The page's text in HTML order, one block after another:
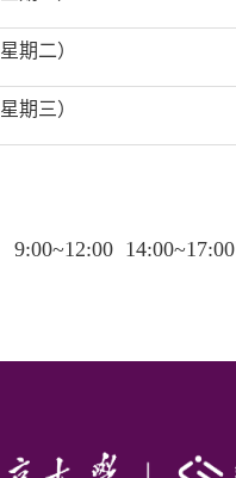
期二）
期三）
9:00~12:00 14:00~17:00